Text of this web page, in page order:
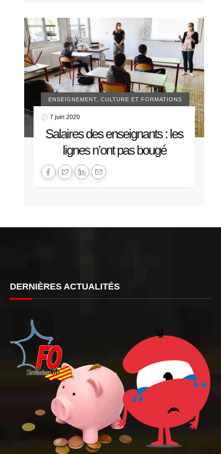
ENSEIGNEMENT, CULTURE ET FORMATIONS
7 juin 2020
Salaires des enseignants : les
lignes n’ont pas bougé
DERNIÈRES ACTUALITÉS